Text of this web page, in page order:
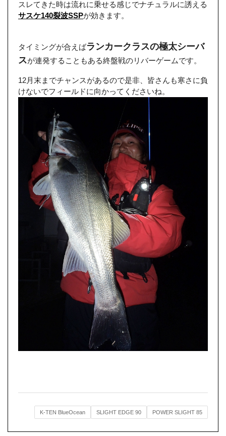
スレてきた時は流れに乗せる感じでナチュラルに誘える
サスケ140裂波SSPが効きます。
タイミングが合えばランカークラスの極太シーバ
スが連発することもある終盤戦のリバーゲームです。
12月末までチャンスがあるので是非、皆さんも寒さに負
けないでフィールドに向かってくださいね。
K-TEN BlueOcean SLIGHT EDGE 90 POWER SLIGHT 85